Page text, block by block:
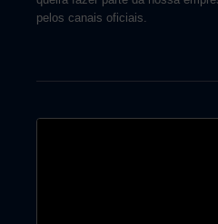
pelos canais oficiais.